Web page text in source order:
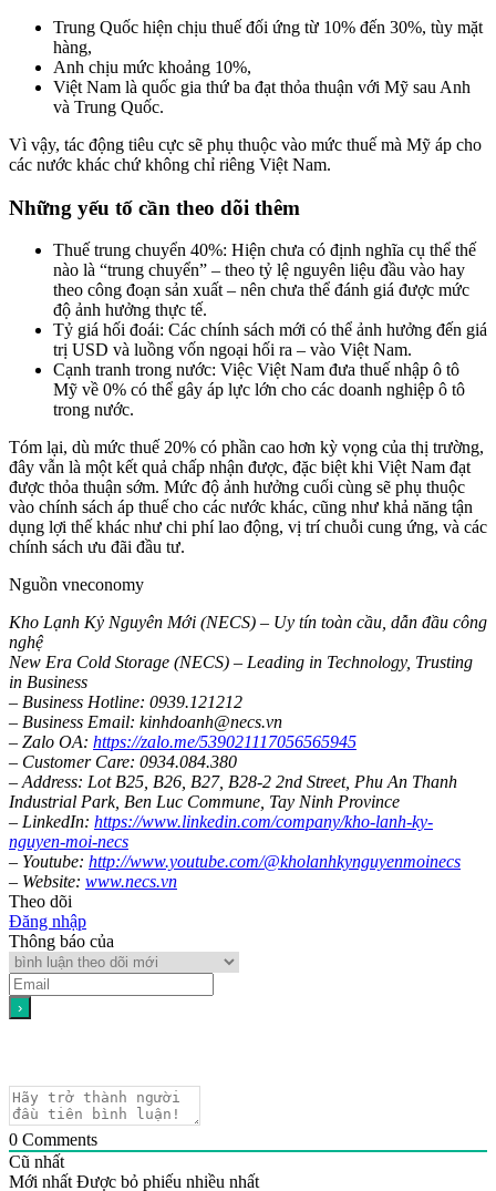
Trung Quốc hiện chịu thuế đối ứng từ 10% đến 30%, tùy mặt
hàng,
Anh chịu mức khoảng 10%,
Việt Nam là quốc gia thứ ba đạt thỏa thuận với Mỹ sau Anh
và Trung Quốc.
Vì vậy, tác động tiêu cực sẽ phụ thuộc vào mức thuế mà Mỹ áp cho
các nước khác chứ không chỉ riêng Việt Nam.
Những yếu tố cần theo dõi thêm
Thuế trung chuyển 40%: Hiện chưa có định nghĩa cụ thể thế
nào là “trung chuyển” – theo tỷ lệ nguyên liệu đầu vào hay
theo công đoạn sản xuất – nên chưa thể đánh giá được mức
độ ảnh hưởng thực tế.
Tỷ giá hối đoái: Các chính sách mới có thể ảnh hưởng đến giá
trị USD và luồng vốn ngoại hối ra – vào Việt Nam.
Cạnh tranh trong nước: Việc Việt Nam đưa thuế nhập ô tô
Mỹ về 0% có thể gây áp lực lớn cho các doanh nghiệp ô tô
trong nước.
Tóm lại, dù mức thuế 20% có phần cao hơn kỳ vọng của thị trường,
đây vẫn là một kết quả chấp nhận được, đặc biệt khi Việt Nam đạt
được thỏa thuận sớm. Mức độ ảnh hưởng cuối cùng sẽ phụ thuộc
vào chính sách áp thuế cho các nước khác, cũng như khả năng tận
dụng lợi thế khác như chi phí lao động, vị trí chuỗi cung ứng, và các
chính sách ưu đãi đầu tư.
Nguồn vneconomy
Kho Lạnh Kỷ Nguyên Mới (NECS) – Uy tín toàn cầu, dẫn đầu công
nghệ
New Era Cold Storage (NECS) – Leading in Technology, Trusting
in Business
– Business Hotline: 0939.121212
– Business Email: kinhdoanh@necs.vn
– Zalo OA: https://zalo.me/539021117056565945
– Customer Care: 0934.084.380
– Address: Lot B25, B26, B27, B28-2 2nd Street, Phu An Thanh
Industrial Park, Ben Luc Commune, Tay Ninh Province
– LinkedIn: https://www.linkedin.com/company/kho-lanh-ky-
nguyen-moi-necs
– Youtube: http://www.youtube.com/@kholanhkynguyenmoinecs
– Website: www.necs.vn
Theo dõi
Đăng nhập
Thông báo của
0 Comments
Cũ nhất
Mới nhất Được bỏ phiếu nhiều nhất